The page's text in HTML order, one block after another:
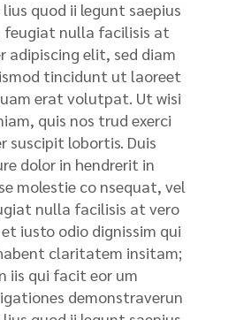
quod ii legunt saepius
feugiat nulla facilisis at
adipiscing elit, sed diam
tincidunt ut laoreet
erat volutpat. Ut wisi
quis nos trud exerci
suscipit lobortis. Duis
dolor in hendrerit in
molestie co nsequat, vel
nulla facilisis at vero
iusto odio dignissim qui
claritatem insitam;
iis qui facit eor um
demonstraverun